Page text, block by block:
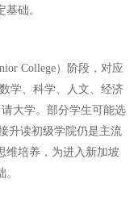
础。
College）阶段，对应
学、科学、人文、经济
大学。部分学生可能选
升读初级学院仍是主流
维培养，为进入新加坡